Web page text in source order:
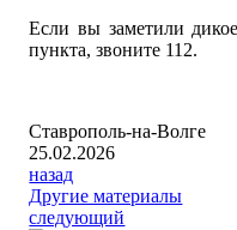
Если вы заметили
пункта, звоните 112.
Ставрополь-на-Волге
25.02.2026
назад
Другие материалы
следующий